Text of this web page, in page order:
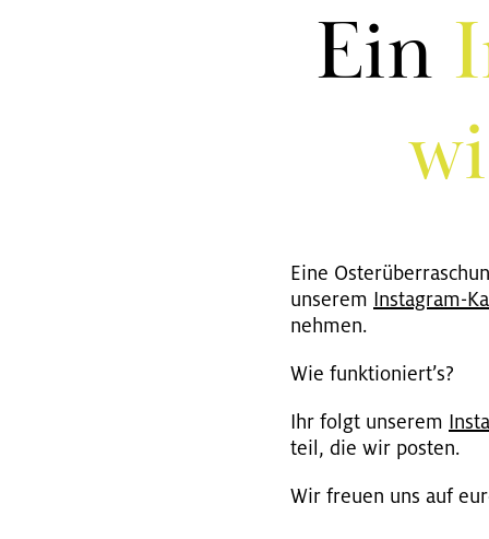
Ein
Eine
un­se­rem In­sta­gram-
neh­men.
Wie funk­tio­niert’s?
Ihr folgt un­se­rem
teil, die wir pos­ten.
Wir freu­en uns auf